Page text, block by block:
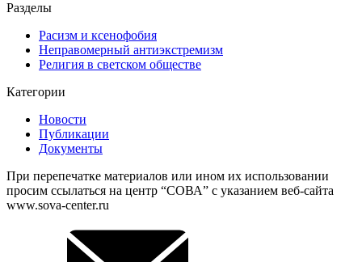
Разделы
Расизм и ксенофобия
Неправомерный антиэкстремизм
Религия в светском обществе
Категории
Новости
Публикации
Документы
При перепечатке материалов или ином их использовании
просим ссылаться на центр “СОВА” с указанием веб-сайта
www.sova-center.ru